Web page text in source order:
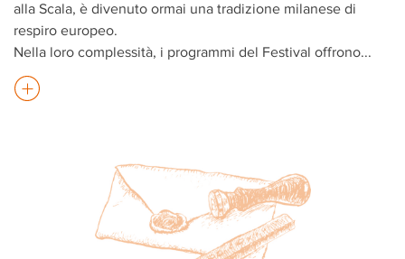
alla Scala, è divenuto ormai una tradizione milanese di
respiro europeo.
Nella loro complessità, i programmi del Festival offrono...